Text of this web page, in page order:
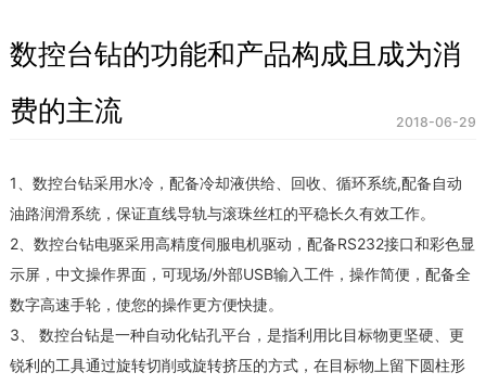
数控台钻的功能和产品构成且成为消
费的主流
2018-06-29
1、数控台钻采用水冷，配备冷却液供给、回收、循环系统,配备自动
油路润滑系统，保证直线导轨与滚珠丝杠的平稳长久有效工作。
2、数控台钻电驱采用高精度伺服电机驱动，配备RS232接口和彩色显
示屏，中文操作界面，可现场/外部USB输入工件，操作简便，配备全
数字高速手轮，使您的操作更方便快捷。
3、 数控台钻是一种自动化钻孔平台，是指利用比目标物更坚硬、更
锐利的工具通过旋转切削或旋转挤压的方式，在目标物上留下圆柱形